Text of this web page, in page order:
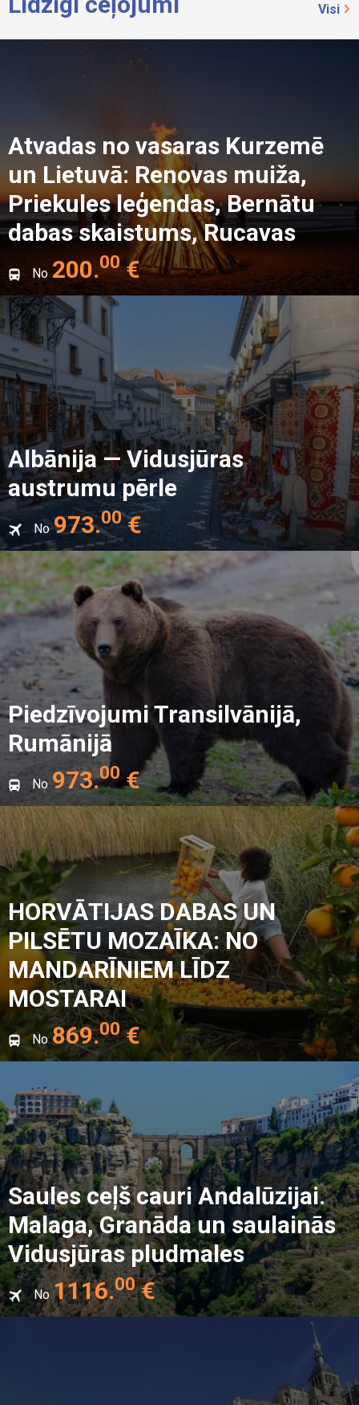
Visi
Atvadas no vasaras Kurzemē
un Lietuvā: Renovas muiža,
Priekules leģendas, Bernātu
dabas skaistums, Rucavas
kultūra un Liepājas jūras
saulrieti
No 200.00€
Albānija — Vidusjūras
austrumu pērle
No 973.00€
Piedzīvojumi Transilvānijā,
Rumānijā
No 973.00€
HORVĀTIJAS DABAS UN
PILSĒTU MOZAĪKA: NO
MANDARĪNIEM LĪDZ
MOSTARAI
No 869.00€
Saules ceļš cauri Andalūzijai.
Malaga, Granāda un saulainās
Vidusjūras pludmales
No 1116.00€